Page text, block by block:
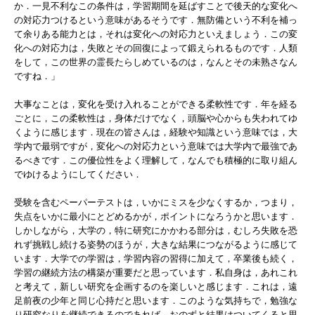
か．一見不利なこの条件は，学習期間を延ばすことで後天的な変化へ
の対応力つけるという意味があるそうです．無防備という不利を補っ
て余りある能力とは，それは変化への対応力といえましょう．この変
化への対応力は，失敗とその回復によって鍛えられるものです．人類
をして，この世界の霊長たらしめているのは，なんとその未熟さなん
ですね．」
大事なことは，変化を受け入れることができる柔軟性です．年を経る
ごとに，この柔軟性は，身体だけでなく，頭脳や心からも失われてゆ
くように感じます．現在の皆さんは，経験や知識という意味では，大
学内で最弱ですが，変化への対応力という意味では大学内で最強であ
るべきです．この優位性をよく理解して，なんでも積極的に取り組ん
でゆけるようにしてください．
受験を含むペーパーテストは，いかにミスを少なくするか，つまり，
失点をいかに最小にとどめるかが，ポイントになろうかと思います．
しかしながら，大学の，特に研究にかかわる部分は，むしろ失敗を恐
れず挑戦し続ける姿勢のほうが，大きな結果につながるように感じて
います．大学での学習は，学習内容の習得に加えて，卒業後も続く，
学習の継続方法の構築が重要だと思っています．私自身は，あれこれ
と考えて，新しい研究を企画するのを楽しいと感じます．これは，遠
足前夜の少年と同じ心持だと思います．このような気持ちで，勉強な